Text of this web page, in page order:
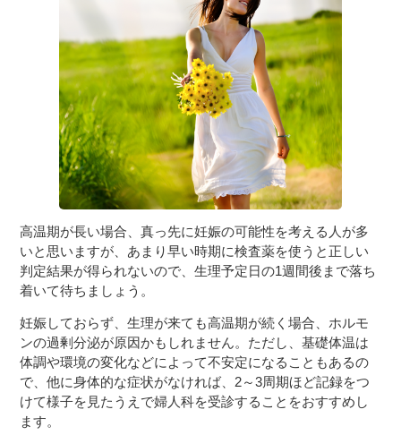
高温期が長い場合、真っ先に妊娠の可能性を考える人が多
いと思いますが、あまり早い時期に検査薬を使うと正しい
判定結果が得られないので、生理予定日の1週間後まで落ち
着いて待ちましょう。
妊娠しておらず、生理が来ても高温期が続く場合、ホルモ
ンの過剰分泌が原因かもしれません。ただし、基礎体温は
体調や環境の変化などによって不安定になることもあるの
で、他に身体的な症状がなければ、2～3周期ほど記録をつ
けて様子を見たうえで婦人科を受診することをおすすめし
ます。